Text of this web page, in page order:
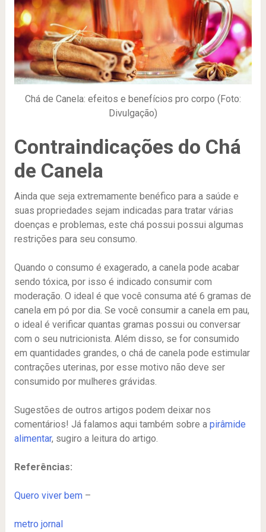
Chá de Canela: efeitos e benefícios pro corpo (Foto:
Divulgação)
Contraindicações do Chá
de Canela
Ainda que seja extremamente benéfico para a saúde e
suas propriedades sejam indicadas para tratar várias
doenças e problemas, este chá possui possui algumas
restrições para seu consumo.
Quando o consumo é exagerado, a canela pode acabar
sendo tóxica, por isso é indicado consumir com
moderação. O ideal é que você consuma até 6 gramas de
canela em pó por dia. Se você consumir a canela em pau,
o ideal é verificar quantas gramas possui ou conversar
com o seu nutricionista. Além disso, se for consumido
em quantidades grandes, o chá de canela pode estimular
contrações uterinas, por esse motivo não deve ser
consumido por mulheres grávidas.
Sugestões de outros artigos podem deixar nos
comentários! Já falamos aqui também sobre a pirâmide
alimentar, sugiro a leitura do artigo.
Referências:
Quero viver bem–
metro jornal